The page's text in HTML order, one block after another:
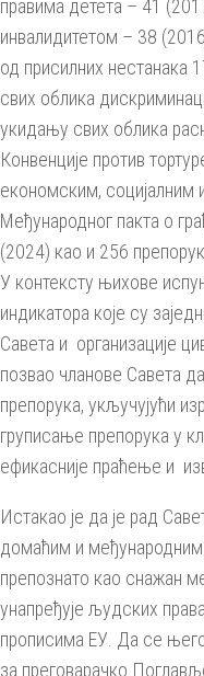
правима детета – 41
инвалидитетом – 38
од присилних нестанака
свих облика
укидању свих облика
Конвенције против
економским, социјалним
Међународног пакта о
(2024) као и 256
У контексту њихове
индикатора које су
Савета и организације
позвао чланове Савета
препорука, укључујући
груписање препорука у
ефикасније праћење и
Истакао је да је рад
домаћим и међународним
препознато као снажан
унапређује људских
прописима ЕУ. Да се
за преговарачко